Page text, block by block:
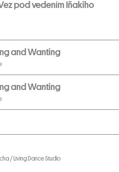
pod vedením Iñakiho
and Wanting
and Wanting
/ Living Dance Studio